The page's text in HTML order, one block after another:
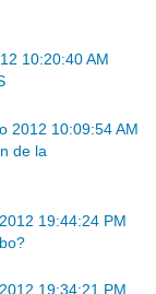
10:20:40 AM
2012 10:09:54 AM
de la
19:44:24 PM
19:34:21 PM